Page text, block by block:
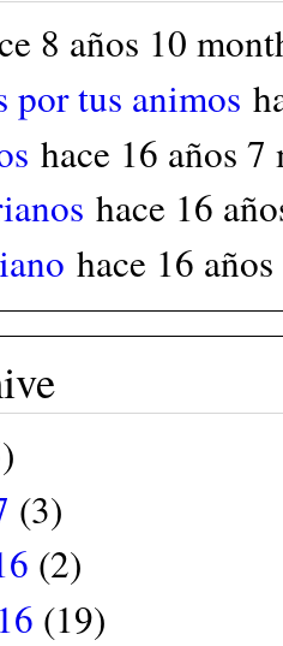
8 años 10
por tus animos
hace 16 años 7
hace 16
hace 16
(3)
(2)
(19)